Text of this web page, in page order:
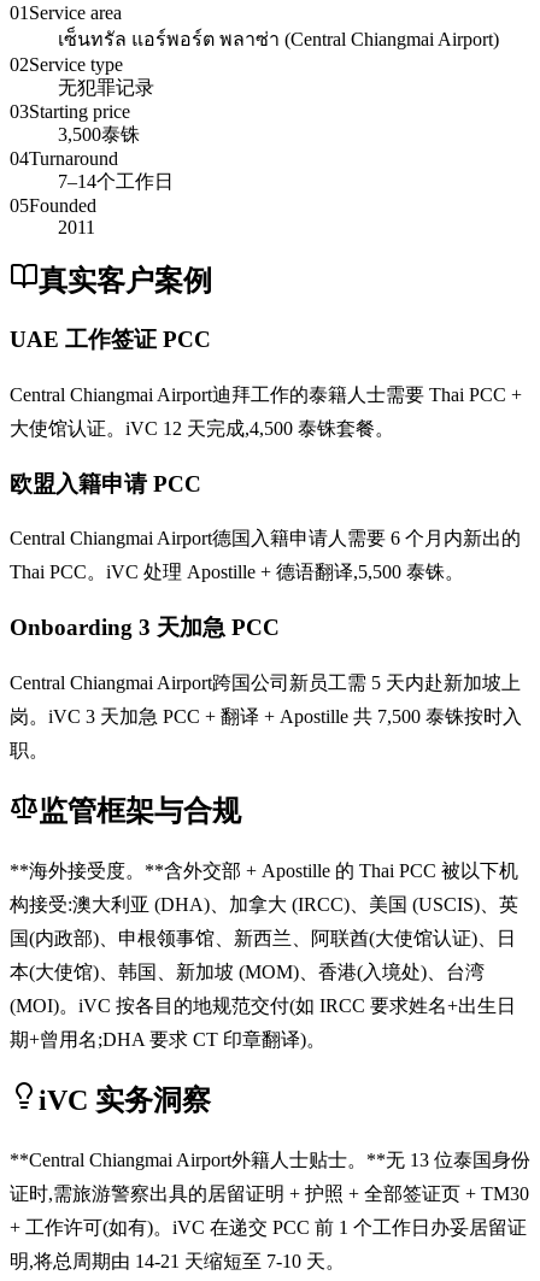
01 Service area
เซ็นทรัล แอร์พอร์ต พลาซ่า (Central Chiangmai Airport)
02Service type
无犯罪记录
03Starting price
3,500泰铢
04Turnaround
7–14个工作日
05Founded
2011
真实客户案例
UAE 工作签证 PCC
Central Chiangmai Airport迪拜工作的泰籍人士需要 Thai PCC +
大使馆认证。iVC 12 天完成,4,500 泰铢套餐。
欧盟入籍申请 PCC
Central Chiangmai Airport德国入籍申请人需要 6 个月内新出的
Thai PCC。iVC 处理 Apostille + 德语翻译,5,500 泰铢。
Onboarding 3 天加急 PCC
Central Chiangmai Airport跨国公司新员工需 5 天内赴新加坡上
岗。iVC 3 天加急 PCC + 翻译 + Apostille 共 7,500 泰铢按时入
职。
监管框架与合规
**海外接受度。**含外交部 + Apostille 的 Thai PCC 被以下机
构接受:澳大利亚 (DHA)、加拿大 (IRCC)、美国 (USCIS)、英
国(内政部)、申根领事馆、新西兰、阿联酋(大使馆认证)、日
本(大使馆)、韩国、新加坡 (MOM)、香港(入境处)、台湾
(MOI)。iVC 按各目的地规范交付(如 IRCC 要求姓名+出生日
期+曾用名;DHA 要求 CT 印章翻译)。
iVC 实务洞察
**Central Chiangmai Airport外籍人士贴士。**无 13 位泰国身份
证时,需旅游警察出具的居留证明 + 护照 + 全部签证页 + TM30
+ 工作许可(如有)。iVC 在递交 PCC 前 1 个工作日办妥居留证
明,将总周期由 14-21 天缩短至 7-10 天。